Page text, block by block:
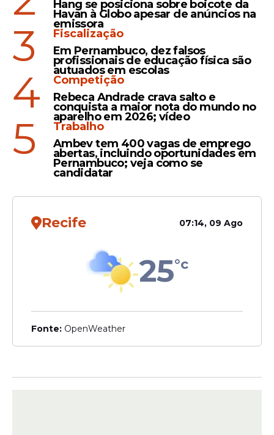
Confira asvagas disponíveis
Gestor
40 horas semanais
Remuneração: R$ 8.300,00
Analista de dados e controle de
qualidade
Remuneração: R$ 6.130,00
Analista de requisitos processuais,
normativos, econômicos, financeiros e
políticas de saúde
40 horas semanais
Remuneração: R$ 6.130,00
Analista técnico em edificações
40 horas semanais
Remuneração: R$ 6.130,00
Hang se posiciona sobre boicote da
Havan à Globo apesar de anúncios na
emissora
3
Fiscalização
Em Pernambuco, dez falsos
profissionais de educação física são
autuados em escolas
4
Competição
Rebeca Andrade crava salto e
conquista a maior nota do mundo no
aparelho em 2026; vídeo
5
Trabalho
Ambev tem 400 vagas de emprego
abertas, incluindo oportunidades em
Pernambuco; veja como se
candidatar
Recife 07:14, 09 Ago
25°c
Fonte: OpenWeather